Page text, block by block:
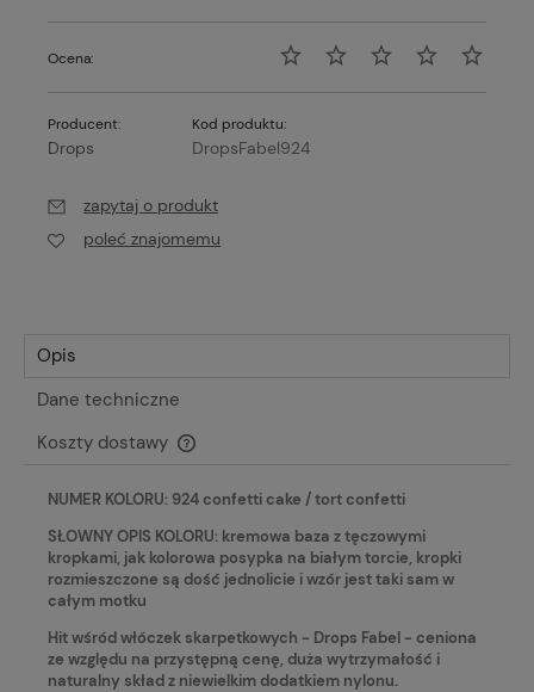
Ocena:
Producent:
Drops
Kod produktu:
DropsFabel924
zapytaj o produkt
poleć znajomemu
Opis
Dane techniczne
Koszty dostawy
Cena nie zawiera ewentualnych kosztów płatności
NUMER KOLORU: 924 confetti cake / tort confetti
SŁOWNY OPIS KOLORU: kremowa baza z tęczowymi
kropkami, jak kolorowa posypka na białym torcie, kropki
rozmieszczone są dość jednolicie i wzór jest taki sam w
całym motku
Hit wśród włóczek skarpetkowych - Drops Fabel - ceniona
ze względu na przystępną cenę, duża wytrzymałość i
naturalny skład z niewielkim dodatkiem nylonu.